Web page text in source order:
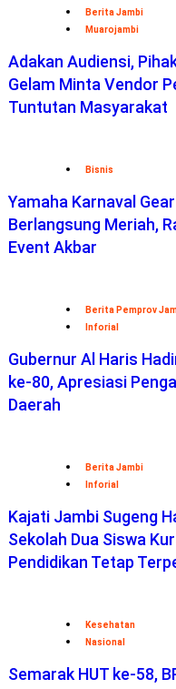
Berita Jambi
Muarojambi
Adakan Audiensi,
Gelam Minta Vendor
Tuntutan Masyarakat
Bisnis
Yamaha Karnaval
Berlangsung Meriah,
Event Akbar
Berita Pemprov
Inforial
Gubernur Al Haris
ke-80, Apresiasi
Daerah
Berita Jambi
Inforial
Kajati Jambi Sugeng
Sekolah Dua Siswa
Pendidikan Tetap
Kesehatan
Nasional
Semarak HUT ke-58,